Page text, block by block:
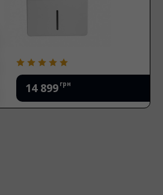
17 100 грн